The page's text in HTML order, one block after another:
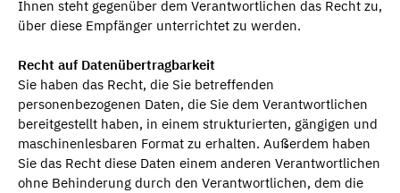
Ihnen steht gegenüber dem Verantwortlichen das Recht zu,
über diese Empfänger unterrichtet zu werden.
Recht auf Datenübertragbarkeit
Sie haben das Recht, die Sie betreffenden
personenbezogenen Daten, die Sie dem Verantwortlichen
bereitgestellt haben, in einem strukturierten, gängigen und
maschinenlesbaren Format zu erhalten. Außerdem haben
Sie das Recht diese Daten einem anderen Verantwortlichen
ohne Behinderung durch den Verantwortlichen, dem die